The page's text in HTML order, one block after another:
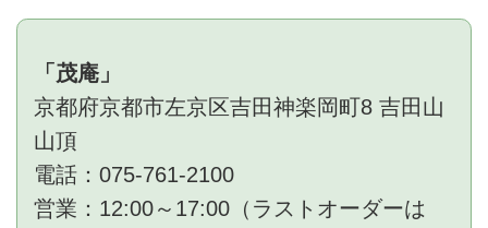
「茂庵」
京都府京都市左京区吉田神楽岡町8 吉田山
山頂
電話：075-761-2100
営業：12:00～17:00（ラストオーダーは